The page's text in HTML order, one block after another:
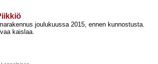
joulukuussa 2015, ennen kunnostusta.
kaislaa.